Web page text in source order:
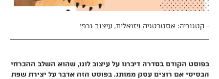
- קטגוריה: אסטרטגיה ויזואלית, עיצוב גרפי
בפוסט הקודם בסדרה דיברנו על עיצוב לוגו, שהוא השלב ההכרחי
הבסיסי אם רוצים עסק ממותג. בפוסט הזה אדבר על יצירת שפת